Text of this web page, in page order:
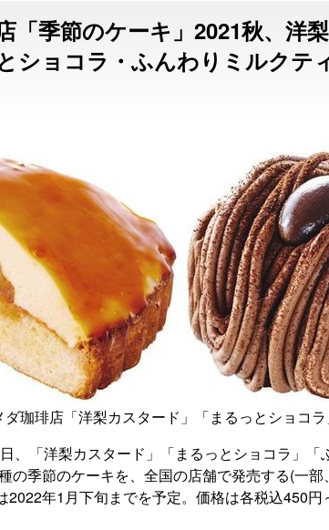
「季節のケーキ」2021秋、洋
ショコラ・ふんわりミルクテ
ダ珈琲店「洋梨カスタード」「まるっとショコラ
、「洋梨カスタード」「まるっとショコラ」「
の季節のケーキを、全国の店舗で発売する(一
2022年1月下旬までを予定。価格は各税込450